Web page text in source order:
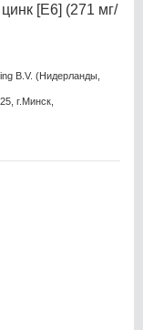
[E6] (271 мг/
B.V. (Нидерланды,
г.Минск,